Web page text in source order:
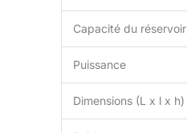
Capacité du réservoir
Puissance
Dimensions (L x l x h)